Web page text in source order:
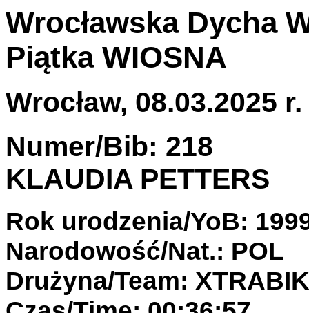
Wrocławska Dycha
Piątka WIOSNA
Wrocław, 08.03.2025 r.
Numer/Bib: 218
KLAUDIA PETTERS
Rok urodzenia/YoB:
Narodowość/Nat.: POL
Drużyna/Team: